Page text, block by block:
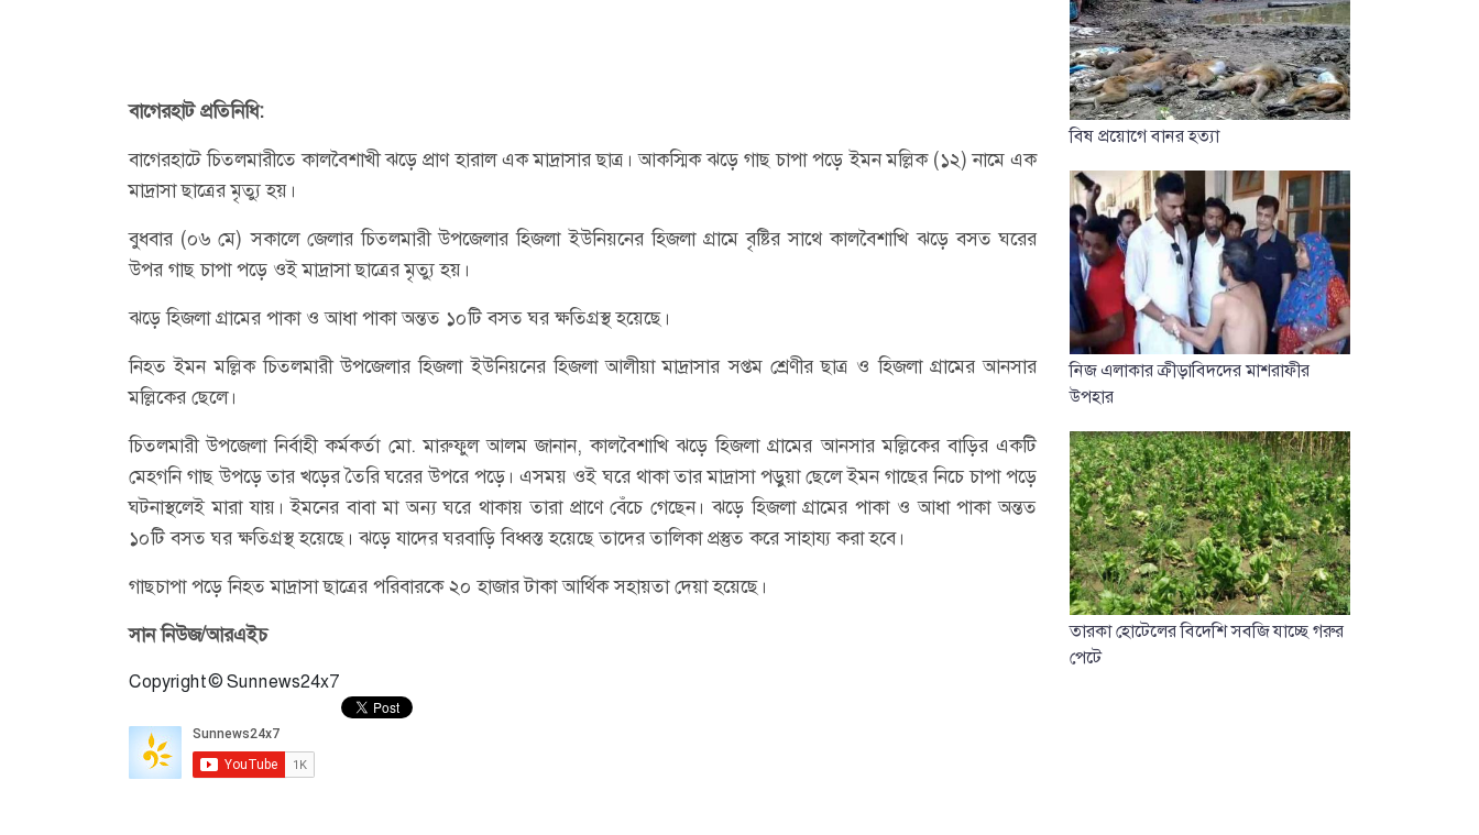
বাগেরহাট প্রতিনিধি:
বাগেরহাটে চিতলমারীতে কালবৈশাখী ঝড়ে প্রাণ হারাল এক মাদ্রাসার ছাত্র। আকস্মিক ঝড়ে গাছ চাপা পড়ে ইমন মল্লিক (১২) নামে এক
মাদ্রাসা ছাত্রের মৃত্যু হয়।
বুধবার (০৬ মে) সকালে জেলার চিতলমারী উপজেলার হিজলা ইউনিয়নের হিজলা গ্রামে বৃষ্টির সাথে কালবৈশাখি ঝড়ে বসত ঘরের
উপর গাছ চাপা পড়ে ওই মাদ্রাসা ছাত্রের মৃত্যু হয়।
ঝড়ে হিজলা গ্রামের পাকা ও আধা পাকা অন্তত ১০টি বসত ঘর ক্ষতিগ্রস্থ হয়েছে।
নিহত ইমন মল্লিক চিতলমারী উপজেলার হিজলা ইউনিয়নের হিজলা আলীয়া মাদ্রাসার সপ্তম শ্রেণীর ছাত্র ও হিজলা গ্রামের আনসার
মল্লিকের ছেলে।
চিতলমারী উপজেলা নির্বাহী কর্মকর্তা মো. মারুফুল আলম জানান, কালবৈশাখি ঝড়ে হিজলা গ্রামের আনসার মল্লিকের বাড়ির একটি
মেহগনি গাছ উপড়ে তার খড়ের তৈরি ঘরের উপরে পড়ে। এসময় ওই ঘরে থাকা তার মাদ্রাসা পড়ুয়া ছেলে ইমন গাছের নিচে চাপা পড়ে
ঘটনাস্থলেই মারা যায়। ইমনের বাবা মা অন্য ঘরে থাকায় তারা প্রাণে বেঁচে গেছেন। ঝড়ে হিজলা গ্রামের পাকা ও আধা পাকা অন্তত
১০টি বসত ঘর ক্ষতিগ্রস্থ হয়েছে। ঝড়ে যাদের ঘরবাড়ি বিধ্বস্ত হয়েছে তাদের তালিকা প্রস্তুত করে সাহায্য করা হবে।
গাছচাপা পড়ে নিহত মাদ্রাসা ছাত্রের পরিবারকে ২০ হাজার টাকা আর্থিক সহায়তা দেয়া হয়েছে।
সান নিউজ/আরএইচ
Copyright © Sunnews24x7
বিষ প্রয়োগে বানর হত্যা
নিজ এলাকার ক্রীড়াবিদদের মাশরাফীর
উপহার
তারকা হোটেলের বিদেশি সবজি যাচ্ছে গরুর
পেটে